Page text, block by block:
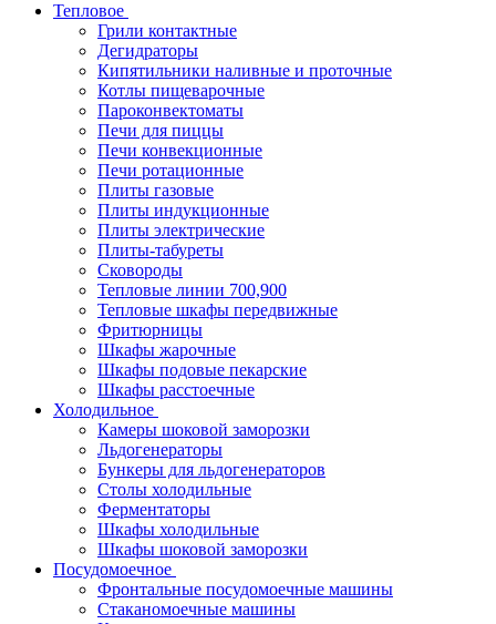
Тепловое
Грили контактные
Дегидраторы
Кипятильники наливные и проточные
Котлы пищеварочные
Пароконвектоматы
Печи для пиццы
Печи конвекционные
Печи ротационные
Плиты газовые
Плиты индукционные
Плиты электрические
Плиты-табуреты
Сковороды
Тепловые линии 700,900
Тепловые шкафы передвижные
Фритюрницы
Шкафы жарочные
Шкафы подовые пекарские
Шкафы расстоечные
Холодильное
Камеры шоковой заморозки
Льдогенераторы
Бункеры для льдогенераторов
Столы холодильные
Ферментаторы
Шкафы холодильные
Шкафы шоковой заморозки
Посудомоечное
Фронтальные посудомоечные машины
Стаканомоечные машины